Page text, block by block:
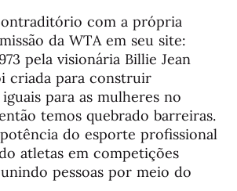
com a própria
da WTA em seu site:
pela visionária Billie Jean
criada para construir
para as mulheres no
temos quebrado barreiras.
do esporte profissional
atletas em competições
pessoas por meio do